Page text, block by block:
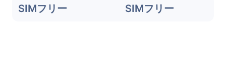
SIMフリー SIMフリー